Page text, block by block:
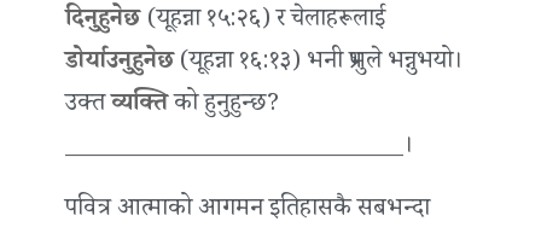
दिनुहुनेछ(यूहन्ना १५:२६) र चेलाहरूलाई
डोर्याउनुहुनेछ(यूहन्ना १६:१३) भनी प्रभुले भन्नुभयो।
उक्तव्यक्तिको हुनुहुन्छ?
____________________________।
पवित्र आत्माको आगमन इतिहासकै सबभन्दा